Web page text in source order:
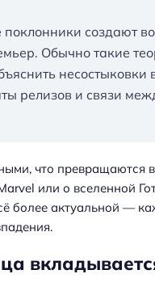
создают
Обычно такие
релизов и связи
что превращаются
или о вселенной
более актуальной —